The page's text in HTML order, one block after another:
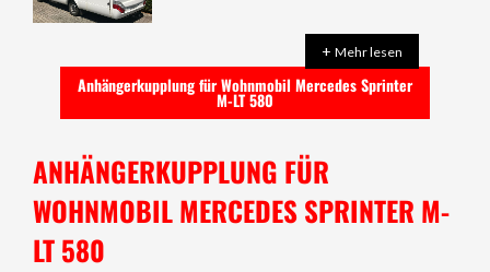
+ Mehr lesen
Anhängerkupplung für Wohnmobil Mercedes Sprinter
M-LT 580
ANHÄNGERKUPPLUNG FÜR
WOHNMOBIL MERCEDES SPRINTER M-
LT 580